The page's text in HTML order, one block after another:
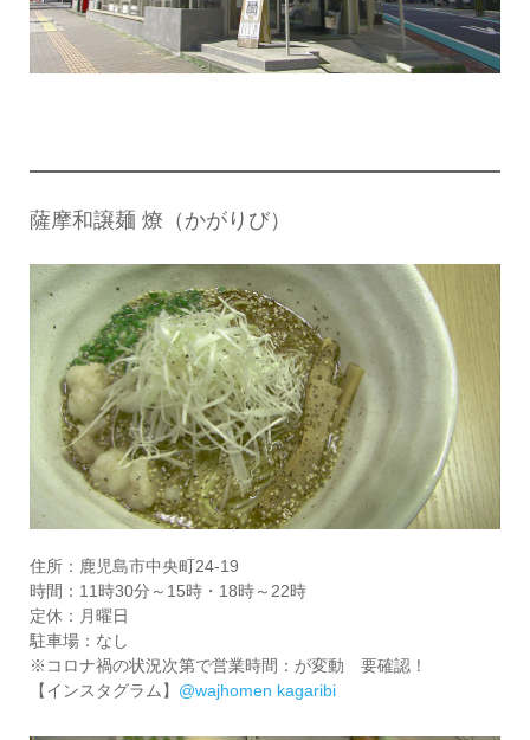
薩摩和譲麺 燎（かがりび）
住所：鹿児島市中央町24-19
時間：11時30分～15時・18時～22時
定休：月曜日
駐車場：なし
※コロナ禍の状況次第で営業時間：が変動 要確認！
【インスタグラム】 @wajhomen kagaribi